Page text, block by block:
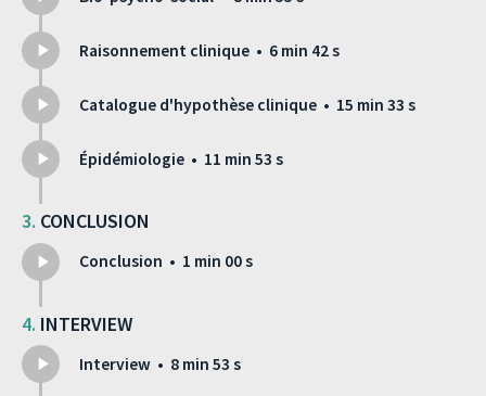
Raisonnement clinique • 6 min 42 s
Catalogue d'hypothèse clinique • 15 min 33 s
Épidémiologie • 11 min 53 s
CONCLUSION
Conclusion • 1 min 00 s
INTERVIEW
Interview • 8 min 53 s